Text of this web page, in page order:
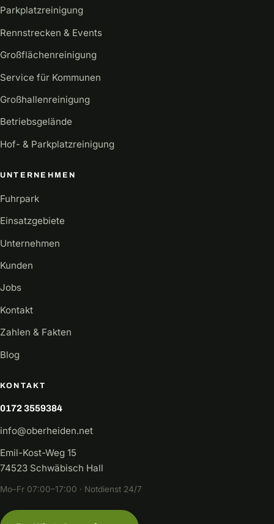
Parkplatzreinigung
Rennstrecken & Events
Großflächenreinigung
Service für Kommunen
Großhallenreinigung
Betriebsgelände
Hof- & Parkplatzreinigung
UNTERNEHMEN
Fuhrpark
Einsatzgebiete
Unternehmen
Kunden
Jobs
Kontakt
Zahlen & Fakten
Blog
KONTAKT
0172 3559384
info@oberheiden.net
Emil-Kost-Weg 15
74523 Schwäbisch Hall
Mo–Fr 07:00–17:00 · Notdienst 24/7